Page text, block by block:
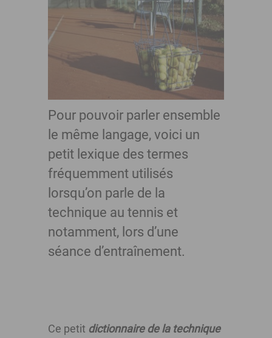
Pour pouvoir parler ensemble
le même langage, voici un
petit lexique des termes
fréquemment utilisés
lorsqu’on parle de la
technique au tennis et
notamment, lors d’une
séance d’entraînement.
Ce petit dictionnaire de la technique